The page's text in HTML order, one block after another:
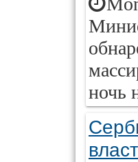
ночь